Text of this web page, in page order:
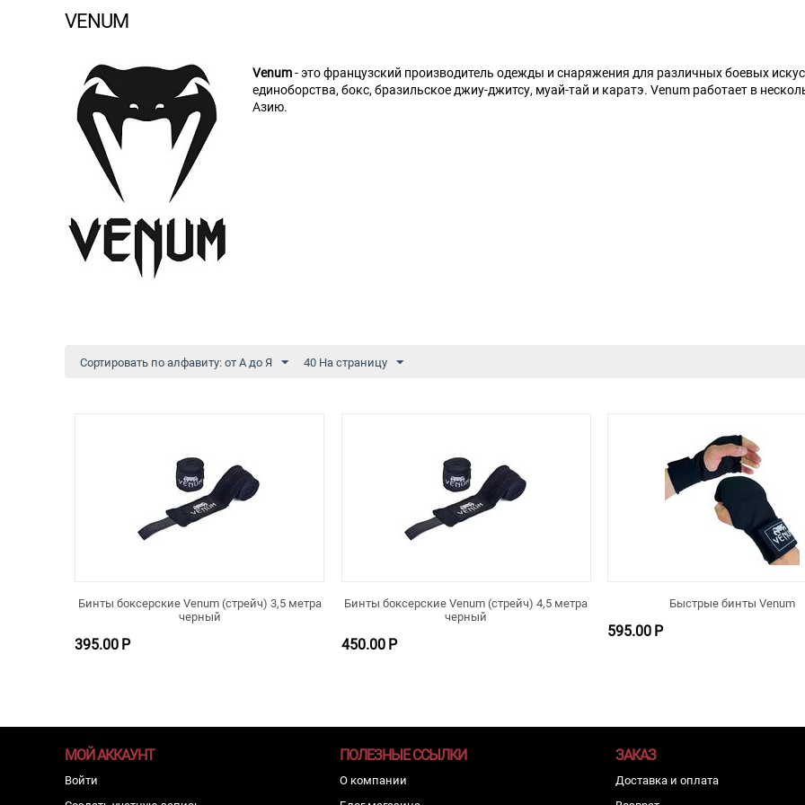
VENUM
Venum- это французский производитель одежды и снаряжения для различных боевых
единоборства, бокс, бразильское джиу-джитсу, муай-тай и каратэ. Venum работает в
Азию.
Сортировать по алфавиту: от А до Я 40 На страницу
Бинты боксерские Venum (стрейч) 3,5 метра
черный
395.00 Р
Бинты боксерские Venum (стрейч) 4,5 метра
черный
450.00 Р
Быстрые бинты Venum
595.00 Р
МОЙ АККАУНТ
Войти
ПОЛЕЗНЫЕ ССЫЛКИ
О компании
ЗАКАЗ
Доставка и оплата